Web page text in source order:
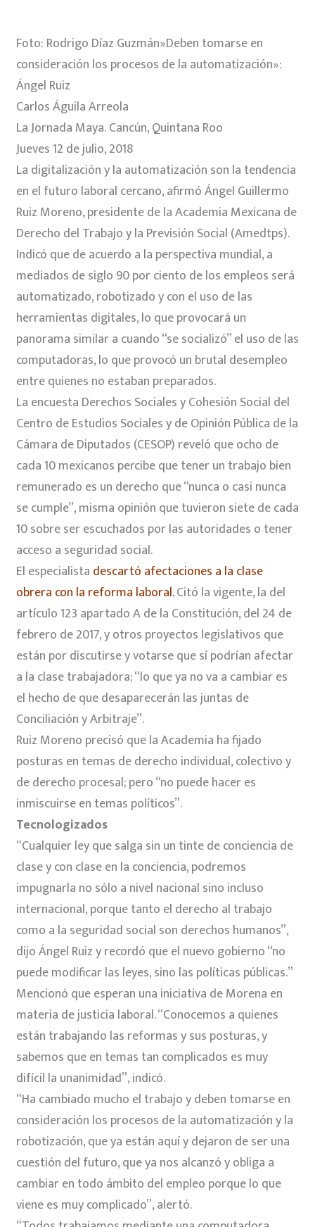
Foto: Rodrigo Díaz Guzmán»Deben tomarse en
consideración los procesos de la automatización»:
Ángel Ruiz
Carlos Águila Arreola
La Jornada Maya.Cancún, Quintana Roo
Jueves 12 de julio, 2018
La digitalización y la automatización son la tendencia
en el futuro laboral cercano, afirmó Ángel Guillermo
Ruiz Moreno, presidente de la Academia Mexicana de
Derecho del Trabajo y la Previsión Social (Amedtps).
Indicó que de acuerdo a la perspectiva mundial, a
mediados de siglo 90 por ciento de los empleos será
automatizado, robotizado y con el uso de las
herramientas digitales, lo que provocará un
panorama similar a cuando “se socializó” el uso de las
computadoras, lo que provocó un brutal desempleo
entre quienes no estaban preparados.
La encuesta Derechos Sociales y Cohesión Social del
Centro de Estudios Sociales y de Opinión Pública de la
Cámara de Diputados (CESOP) reveló que ocho de
cada 10 mexicanos percibe que tener un trabajo bien
remunerado es un derecho que “nunca o casi nunca
se cumple”, misma opinión que tuvieron siete de cada
10 sobre ser escuchados por las autoridades o tener
acceso a seguridad social.
El especialista descartó afectaciones a la clase
obrera con la reforma laboral.Citó la vigente, la del
artículo 123 apartado A de la Constitución, del 24 de
febrero de 2017, y otros proyectos legislativos que
están por discutirse y votarse que sí podrían afectar
a la clase trabajadora; “lo que ya no va a cambiar es
el hecho de que desaparecerán las juntas de
Conciliación y Arbitraje”.
Ruiz Moreno precisó que la Academia ha fijado
posturas en temas de derecho individual, colectivo y
de derecho procesal; pero “no puede hacer es
inmiscuirse en temas políticos”.
Tecnologizados
“Cualquier ley que salga sin un tinte de conciencia de
clase y con clase en la conciencia, podremos
impugnarla no sólo a nivel nacional sino incluso
internacional, porque tanto el derecho al trabajo
como a la seguridad social son derechos humanos”,
dijo Ángel Ruiz y recordó que el nuevo gobierno “no
puede modificar las leyes, sino las políticas públicas.”
Mencionó que esperan una iniciativa de Morena en
materia de justicia laboral. “Conocemos a quienes
están trabajando las reformas y sus posturas, y
sabemos que en temas tan complicados es muy
difícil la unanimidad”, indicó.
“Ha cambiado mucho el trabajo y deben tomarse en
consideración los procesos de la automatización y la
robotización, que ya están aquí y dejaron de ser una
cuestión del futuro, que ya nos alcanzó y obliga a
cambiar en todo ámbito del empleo porque lo que
viene es muy complicado”, alertó.